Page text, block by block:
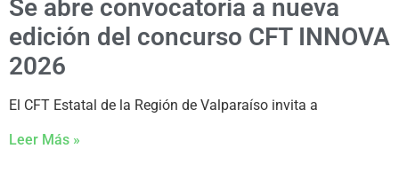
Se abre convocatoria a nueva
edición del concurso CFT INNOVA
2026
El CFT Estatal de la Región de Valparaíso invita a
Leer Más »